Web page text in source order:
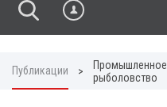
Публикации >
Промышленное
рыболовство